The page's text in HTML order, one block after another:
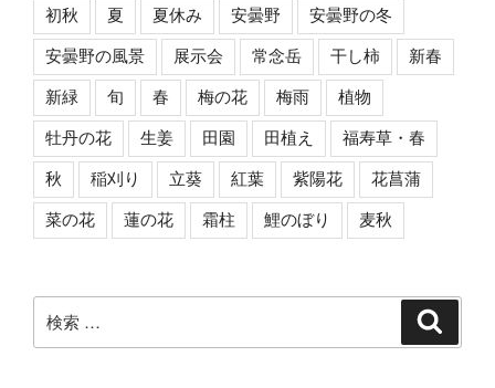
初秋 夏 夏休み 安曇野 安曇野の冬
安曇野の風景 展示会 常念岳 干し柿 新春
新緑 旬 春 梅の花 梅雨 植物
牡丹の花 生姜 田園 田植え 福寿草・春
秋 稲刈り 立葵 紅葉 紫陽花 花菖蒲
菜の花 蓮の花 霜柱 鯉のぼり 麦秋
検
索: